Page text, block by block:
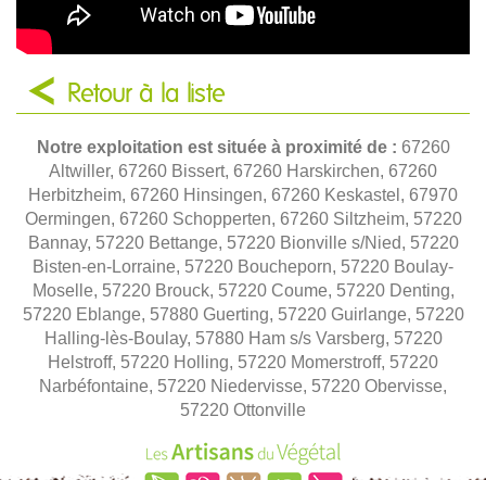
Retour à la liste
Notre exploitation est située à proximité de : 67260
Altwiller, 67260 Bissert, 67260 Harskirchen, 67260
Herbitzheim, 67260 Hinsingen, 67260 Keskastel, 67970
Oermingen, 67260 Schopperten, 67260 Siltzheim, 57220
Bannay, 57220 Bettange, 57220 Bionville s/Nied, 57220
Bisten-en-Lorraine, 57220 Boucheporn, 57220 Boulay-
Moselle, 57220 Brouck, 57220 Coume, 57220 Denting,
57220 Eblange, 57880 Guerting, 57220 Guirlange, 57220
Halling-lès-Boulay, 57880 Ham s/s Varsberg, 57220
Helstroff, 57220 Holling, 57220 Momerstroff, 57220
Narbéfontaine, 57220 Niedervisse, 57220 Obervisse,
57220 Ottonville